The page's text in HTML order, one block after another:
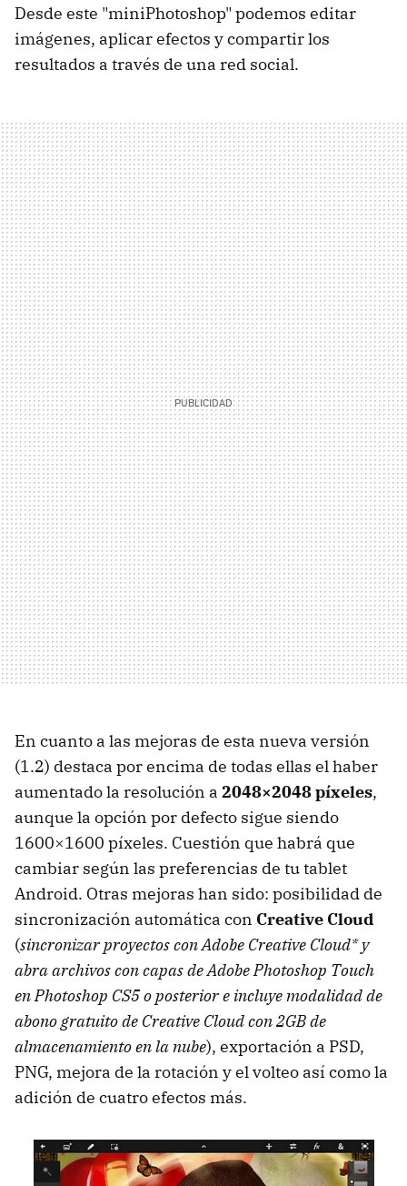
Desde este "miniPhotoshop" podemos editar
imágenes, aplicar efectos y compartir los
resultados a través de una red social.
En cuanto a las mejoras de esta nueva versión
(1.2) destaca por encima de todas ellas el haber
aumentado la resolución a 2048×2048 píxeles,
aunque la opción por defecto sigue siendo
1600×1600 píxeles. Cuestión que habrá que
cambiar según las preferencias de tu tablet
Android. Otras mejoras han sido: posibilidad de
sincronización automática con Creative Cloud
(sincronizar proyectos con Adobe Creative Cloud* y
abra archivos con capas de Adobe Photoshop Touch
en Photoshop CS5 o posterior e incluye modalidad de
abono gratuito de Creative Cloud con 2GB de
almacenamiento en la nube), exportación a PSD,
PNG, mejora de la rotación y el volteo así como la
adición de cuatro efectos más.